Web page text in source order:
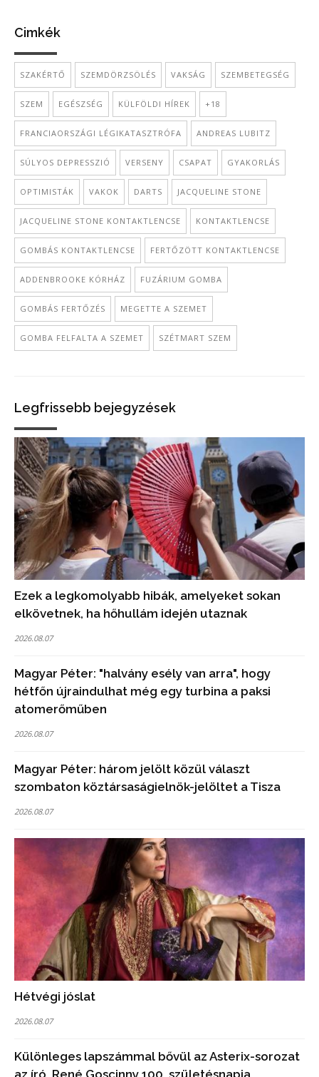
Cimkék
SZAKÉRTŐ SZEMDÖRZSÖLÉS VAKSÁG SZEMBETEGSÉG
SZEM EGÉSZSÉG KÜLFÖLDI HÍREK +18
FRANCIAORSZÁGI LÉGIKATASZTRÓFA ANDREAS LUBITZ
SÚLYOS DEPRESSZIÓ VERSENY CSAPAT GYAKORLÁS
OPTIMISTÁK VAKOK DARTS JACQUELINE STONE
JACQUELINE STONE KONTAKTLENCSE KONTAKTLENCSE
GOMBÁS KONTAKTLENCSE FERTŐZÖTT KONTAKTLENCSE
ADDENBROOKE KÓRHÁZ FUZÁRIUM GOMBA
GOMBÁS FERTŐZÉS MEGETTE A SZEMET
GOMBA FELFALTA A SZEMET SZÉTMART SZEM
Legfrissebb bejegyzések
Ezek a legkomolyabb hibák, amelyeket sokan
elkövetnek, ha hőhullám idején utaznak
2026.08.07
Magyar Péter: "halvány esély van arra", hogy
hétfőn újraindulhat még egy turbina a paksi
atomerőműben
2026.08.07
Magyar Péter: három jelölt közül választ
szombaton köztársaságielnök-jelöltet a Tisza
2026.08.07
Hétvégi jóslat
2026.08.07
Különleges lapszámmal bővül az Asterix-sorozat